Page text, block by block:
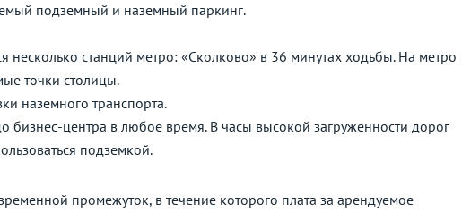
подземный и наземный паркинг.
станций метро: «Сколково» в 36 минутах ходьбы. На метро
точки столицы.
наземного транспорта.
бизнес-центра в любое время. В часы высокой загруженности дорог
подземкой.
промежуток, в течение которого плата за арендуемое